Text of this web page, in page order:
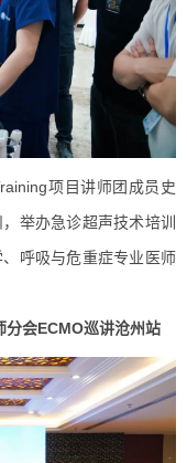
项目讲师团成员史
举办急诊超声技术培训
呼吸与危重症专业医师
会ECMO巡讲沧州站